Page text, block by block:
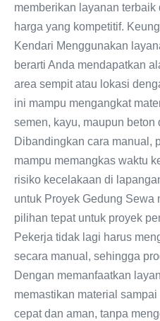
memberikan layanan
harga yang kompetitif.
Kendari Menggunakan
berarti Anda mendapatkan
area sempit atau lokasi
ini mampu mengangkat
semen, kayu, maupun
Dibandingkan cara manual,
mampu memangkas waktu
risiko kecelakaan di
untuk Proyek Gedung Sewa
pilihan tepat untuk proyek
Pekerja tidak lagi harus
secara manual, sehingga
Dengan memanfaatkan
memastikan material
cepat dan aman, tanpa